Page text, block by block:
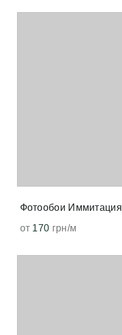
Фотообои Иммитация
от 170 грн/м